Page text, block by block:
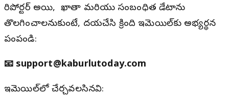
రిపోర్టర్ అయి, మీ ఖాతా మరియు సంబంధిత డేటాను
తొలగించాలనుకుంటే, దయచేసి క్రింది ఇమెయిల్‌కు అభ్యర్థన
పంపండి:
📧 support@kaburlutoday.com
ఇమెయిల్‌లో చేర్చవలసినవి: